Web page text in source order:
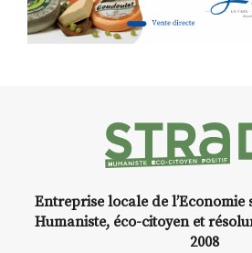
d’Auzon,
installation
Entreprise locale de l’Economie
Humaniste, éco-citoyen et
2008